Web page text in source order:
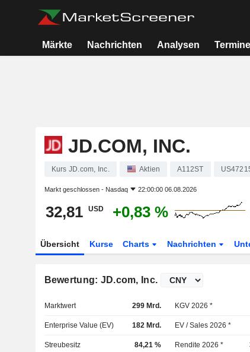
Märkte Nachrichten Analysen Termine
JD.COM, INC.
Kurs JD.com, Inc. Aktien A112ST
Markt geschlossen - Nasdaq 22:00:00 06.08.2026
32,81 USD +0,83 %
Übersicht Kurse Charts Nachrichten
Bewertung: JD.com, Inc.
Marktwert 299 Mrd. KGV 2026 *
Enterprise Value (EV) 182 Mrd. EV / Sales 2026 *
Streubesitz 84,21 % Rendite 2026 *